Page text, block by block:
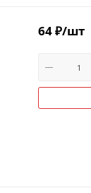
64₽/шт